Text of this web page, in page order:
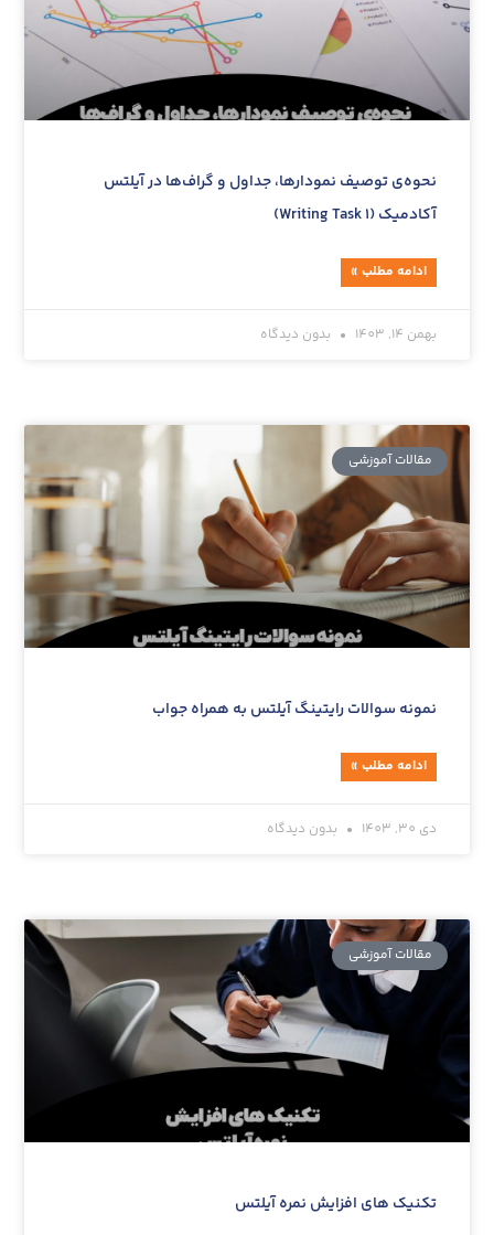
نحوه‌ی توصیف نمودارها، جداول و گراف‌ها در آیلتس
آکادمیک (Writing Task 1)
ادامه مطلب »
بهمن 14, 1403 بدون دیدگاه
مقالات آموزشی‌
نمونه سوالات رایتینگ آیلتس به همراه جواب
ادامه مطلب »
دی 30, 1403 بدون دیدگاه
مقالات آموزشی‌
تکنیک های افزایش نمره آیلتس